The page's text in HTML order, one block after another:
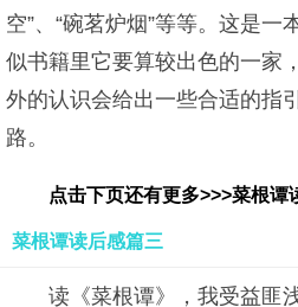
空”、“碗茗炉烟”等等。这是
似书籍里它要算较出色的一家
外的认识会给出一些合适的指
路。
点击下页还有更多>>>菜根谭
菜根谭读后感篇三
读《菜根谭》，我受益匪